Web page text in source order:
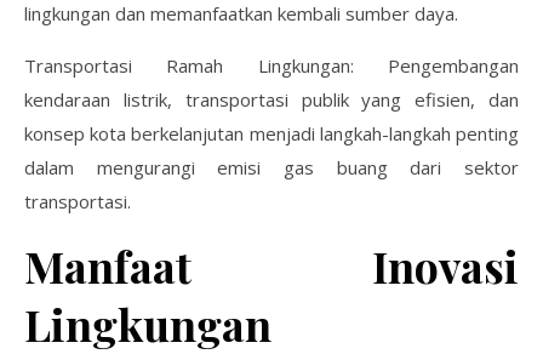
lingkungan dan memanfaatkan kembali sumber daya.
Transportasi Ramah Lingkungan: Pengembangan
kendaraan listrik, transportasi publik yang efisien, dan
konsep kota berkelanjutan menjadi langkah-langkah penting
dalam mengurangi emisi gas buang dari sektor
transportasi.
Manfaat Inovasi
Lingkungan